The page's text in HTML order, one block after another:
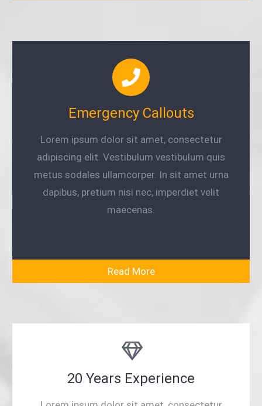
Emergency Callouts
Lorem ipsum dolor sit amet, consectetur
adipiscing elit. Vestibulum vestibulum quis
metus sodales ullamcorper. In sit amet urna
dapibus, pretium nisi nec, imperdiet velit
maecenas.
Read More
20 Years Experience